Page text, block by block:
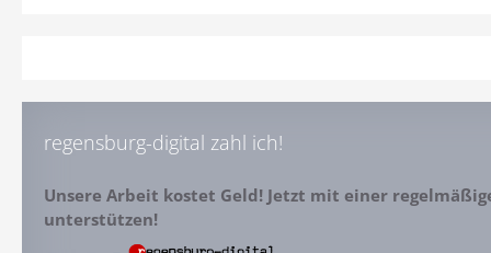
regensburg-digital zahl ich!
Unsere Arbeit kostet Geld! Jetzt mit einer
unterstützen!